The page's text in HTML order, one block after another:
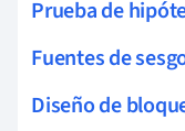
Prueba de
Fuentes de
Diseño de